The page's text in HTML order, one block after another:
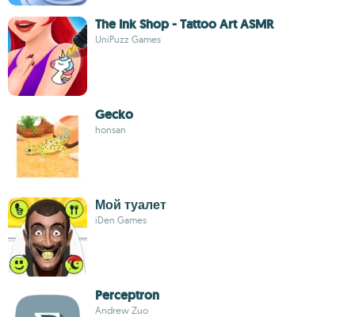
The Ink Shop - Tattoo Art ASMR
UniPuzz Games
Gecko
honsan
Мой туалет
iDen Games
Perceptron
Andrew Zuo